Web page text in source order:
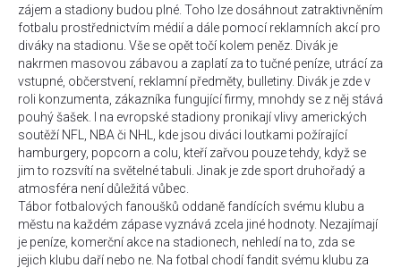
zájem a stadiony budou plné. Toho lze dosáhnout zatraktivněním
fotbalu prostřednictvím médií a dále pomocí reklamních akcí pro
diváky na stadionu. Vše se opět točí kolem peněz. Divák je
nakrmen masovou zábavou a zaplatí za to tučné peníze, utrácí za
vstupné, občerstvení, reklamní předměty, bulletiny. Divák je zde v
roli konzumenta, zákazníka fungující firmy, mnohdy se z něj stává
pouhý šašek. I na evropské stadiony pronikají vlivy amerických
soutěží NFL, NBA či NHL, kde jsou diváci loutkami požírající
hamburgery, popcorn a colu, kteří zařvou pouze tehdy, když se
jim to rozsvítí na světelné tabuli. Jinak je zde sport druhořadý a
atmosféra není důležitá vůbec.
Tábor fotbalových fanoušků oddaně fandících svému klubu a
městu na každém zápase vyznává zcela jiné hodnoty. Nezajímají
je peníze, komerční akce na stadionech, nehledí na to, zda se
jejich klubu daří nebo ne. Na fotbal chodí fandit svému klubu za